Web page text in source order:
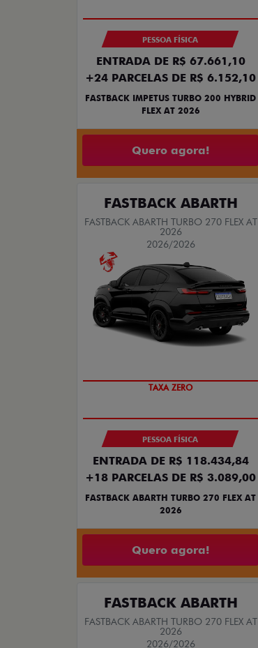
PESSOA FÍSICA
ENTRADA DE R$ 67.661,10
+24 PARCELAS DE R$ 6.152,10
FASTBACK IMPETUS TURBO 200 HYBRID
FLEX AT 2026
Quero agora!
FASTBACK ABARTH
FASTBACK ABARTH TURBO 270 FLEX AT
2026
2026/2026
PESSOA FÍSICA
ENTRADA DE R$ 118.434,84
+18 PARCELAS DE R$ 3.089,00
FASTBACK ABARTH TURBO 270 FLEX AT
2026
Quero agora!
FASTBACK ABARTH
FASTBACK ABARTH TURBO 270 FLEX AT
2026
2026/2026